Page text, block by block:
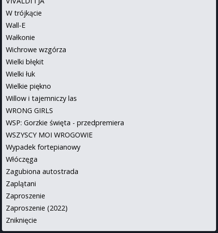
W trójkącie
Wall-E
Wałkonie
Wichrowe wzgórza
Wielki błękit
Wielki łuk
Wielkie piękno
Willow i tajemniczy las
WRONG GIRLS
WSP: Gorzkie święta - przedpremiera
WSZYSCY MOI WROGOWIE
Wypadek fortepianowy
Włóczęga
Zagubiona autostrada
Zaplątani
Zaproszenie
Zaproszenie (2022)
Zniknięcie